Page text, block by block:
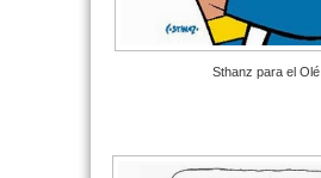
Sthanz para el Olé.